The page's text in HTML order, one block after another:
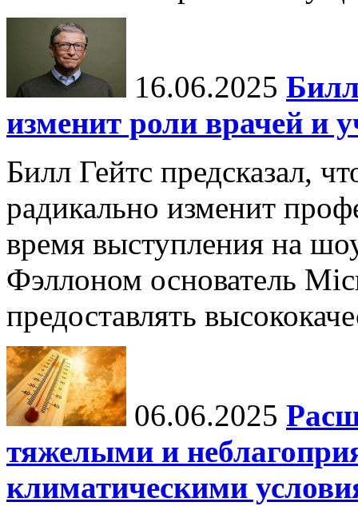
16.06.2025
изменит роли врачей и
Билл Гейтс предсказал,
радикально изменит
время выступления на
Фэллоном основатель
предоставлять
06.06.2025
тяжелыми и
климатическими